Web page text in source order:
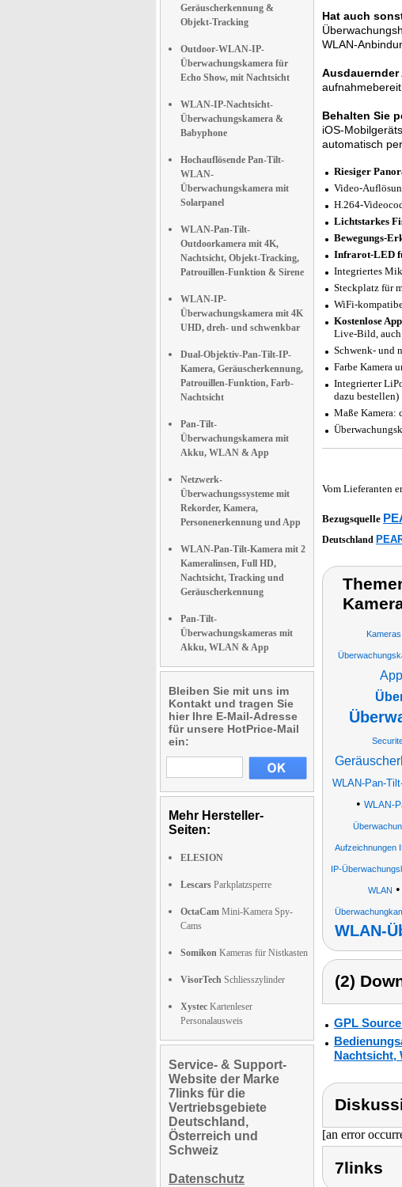
Geräuscherkennung &
Objekt-Tracking
Outdoor-WLAN-IP-
Überwachungskamera für
Echo Show, mit Nachtsicht
WLAN-IP-Nachtsicht-
Überwachungskamera &
Babyphone
Hochauflösende Pan-Tilt-
WLAN-
Überwachungskamera mit
Solarpanel
WLAN-Pan-Tilt-
Outdoorkamera mit 4K,
Nachtsicht, Objekt-Tracking,
Patrouillen-Funktion & Sirene
WLAN-IP-
Überwachungskamera mit 4K
UHD, dreh- und schwenkbar
Dual-Objektiv-Pan-Tilt-IP-
Kamera, Geräuscherkennung,
Patrouillen-Funktion, Farb-
Nachtsicht
Pan-Tilt-
Überwachungskamera mit
Akku, WLAN & App
Netzwerk-
Überwachungssysteme mit
Rekorder, Kamera,
Personenerkennung und App
WLAN-Pan-Tilt-Kamera mit 2
Kameralinsen, Full HD,
Nachtsicht, Tracking und
Geräuscherkennung
Pan-Tilt-
Überwachungskameras mit
Akku, WLAN & App
Bleiben Sie mit uns im
Kontakt und tragen Sie
hier Ihre E-Mail-Adresse
für unsere HotPrice-Mail
ein:
Mehr Hersteller-
Seiten:
ELESION
Lescars Parkplatzsperre
OctaCam Mini-Kamera Spy-
Cams
Somikon Kameras für Nistkasten
VisorTech Schliesszylinder
Xystec Kartenleser
Personalausweis
Service- & Support-
Website der Marke
7links für die
Vertriebsgebiete
Deutschland,
Österreich und
Schweiz
Datenschutz
Hat auch
WLAN-
Behalten Sie
iOS-
automatisch
Riesiger
Video-
H.264-
Lichtstarkes
Bewegungs-
Infrarot-LED
Integriertes
Steckplatz für
WiFi-
Kostenlose
Live-Bild,
Schwenk- und
Farbe Kamera
Integrierter
dazu bestellen)
Maße Kamera:
Vom Lieferanten
Bezugsquelle
Deutschland
Kameras
App
WLAN-Pan-
• WLAN-
Aufzeichnungen
IP-
WLAN •
WLAN-
(2)
GPL
Nachtsicht,
[an error
7links